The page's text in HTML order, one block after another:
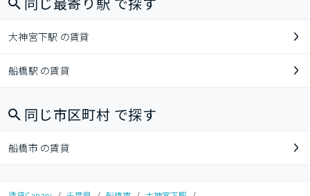
大神宮下駅 の賃貸
船橋駅 の賃貸
同じ市区町村 で探す
船橋市 の賃貸